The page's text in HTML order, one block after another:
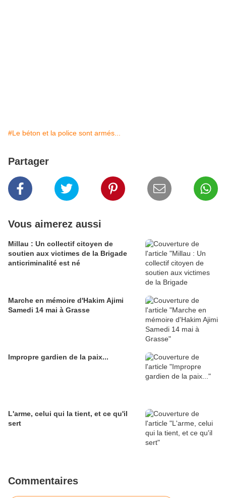
#Le béton et la police sont armés...
Partager
Vous aimerez aussi
Millau : Un collectif citoyen de
soutien aux victimes de la Brigade
anticriminalité est né
Marche en mémoire d'Hakim Ajimi
Samedi 14 mai à Grasse
Impropre gardien de la paix...
L'arme, celui qui la tient, et ce qu'il
sert
Commentaires